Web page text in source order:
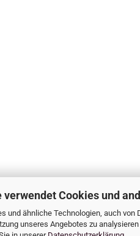
verwendet Cookies und
und ähnliche Technologien, auch
unseres Angebotes zu